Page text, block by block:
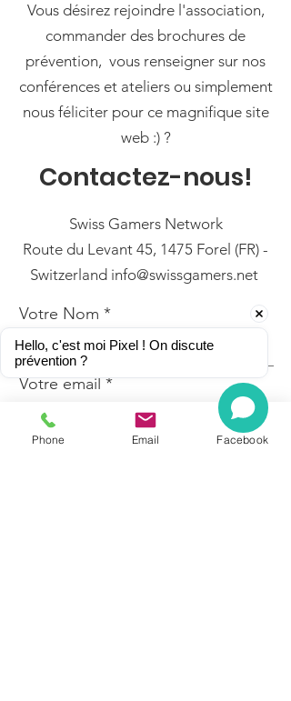
Vous désirez rejoindre l'association,
commander des brochures de
prévention, vous renseigner sur nos
conférences et ateliers ou simplement
nous féliciter pour ce magnifique site
web :) ?
Contactez-nous!
Swiss Gamers Network
Route du Levant 45, 1475 Forel (FR) -
Switzerland info@swissgamers.net
Votre Nom
Votre email
Phone Email Facebook
Hello, c'est moi Pixel ! On discute
prévention ?